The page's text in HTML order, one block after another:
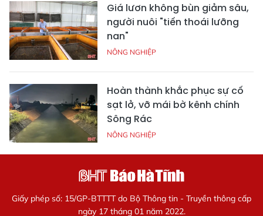
Giá lươn không bùn giảm sâu,
người nuôi "tiến thoái lưỡng
nan"
NÔNG NGHIỆP
Hoàn thành khắc phục sự cố
sạt lở, vỡ mái bờ kênh chính
Sông Rác
NÔNG NGHIỆP
Giấy phép số: 15/GP-BTTTT do Bộ Thông tin - Truyền thông cấp
ngày 17 tháng 01 năm 2022.